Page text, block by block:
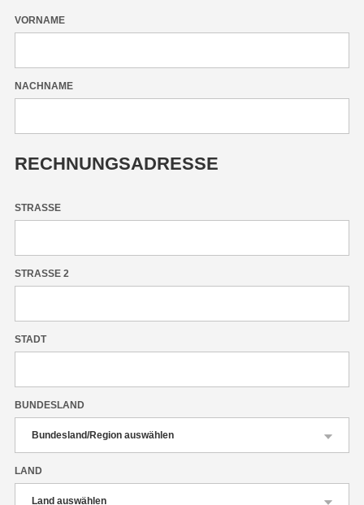
VORNAME
NACHNAME
RECHNUNGSADRESSE
STRASSE
STRASSE 2
STADT
BUNDESLAND
LAND